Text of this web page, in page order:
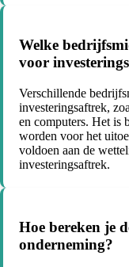
Welke
voor
Verschillende
investeringsaftrek,
en computers. Het is
worden voor het
voldoen aan de
investeringsaftrek.
Hoe bereken je
onderneming?